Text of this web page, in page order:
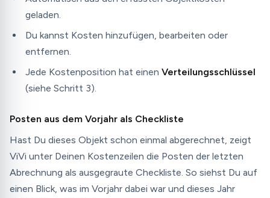
geladen.
Du kannst Kosten hinzufügen, bearbeiten oder
entfernen.
Jede Kostenposition hat einen Verteilungsschlüssel
(siehe Schritt 3).
Posten aus dem Vorjahr als Checkliste
Hast Du dieses Objekt schon einmal abgerechnet, zeigt
ViVi unter Deinen Kostenzeilen die Posten der letzten
Abrechnung als ausgegraute Checkliste. So siehst Du auf
einen Blick, was im Vorjahr dabei war und dieses Jahr